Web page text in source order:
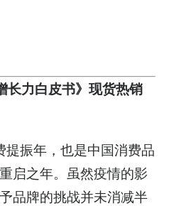
长力白皮书》现货热销
振年，也是中国消费品
启之年。虽然疫情的影
品牌的挑战并未消减半